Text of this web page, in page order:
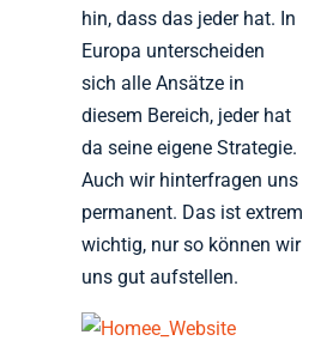
hin, dass das jeder hat. In
Europa unterscheiden
sich alle Ansätze in
diesem Bereich, jeder hat
da seine eigene Strategie.
Auch wir hinterfragen uns
permanent. Das ist extrem
wichtig, nur so können wir
uns gut aufstellen.